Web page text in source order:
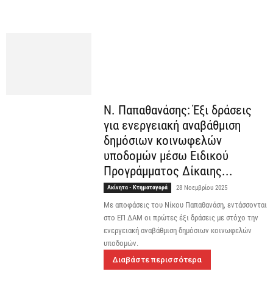
Ν. Παπαθανάσης: Έξι δράσεις
για ενεργειακή αναβάθμιση
δημόσιων κοινωφελών
υποδομών μέσω Ειδικού
Προγράμματος Δίκαιης...
Ακίνητα - Κτηματαγορά 28 Νοεμβρίου 2025
Με αποφάσεις του Νίκου Παπαθανάση, εντάσσονται
στο ΕΠ ΔΑΜ οι πρώτες έξι δράσεις με στόχο την
ενεργειακή αναβάθμιση δημόσιων κοινωφελών
υποδομών.
Διαβάστε περισσότερα